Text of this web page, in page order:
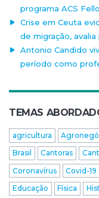
programa ACS
Crise em Ceuta
de migração,
Antonio Candido
período como
TEMAS
agricultura
Brasil
Cantoras
Coronavírus
Covid-19
Educação
Física